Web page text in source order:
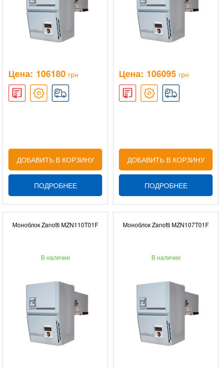
Цена: 106180 грн
ДОБАВИТЬ В КОРЗИНУ
ПОДРОБНЕЕ
Цена: 106095 грн
ДОБАВИТЬ В КОРЗИНУ
ПОДРОБНЕЕ
Моноблок Zanotti MZN110T01F
В наличии
Моноблок Zanotti MZN107T01F
В наличии